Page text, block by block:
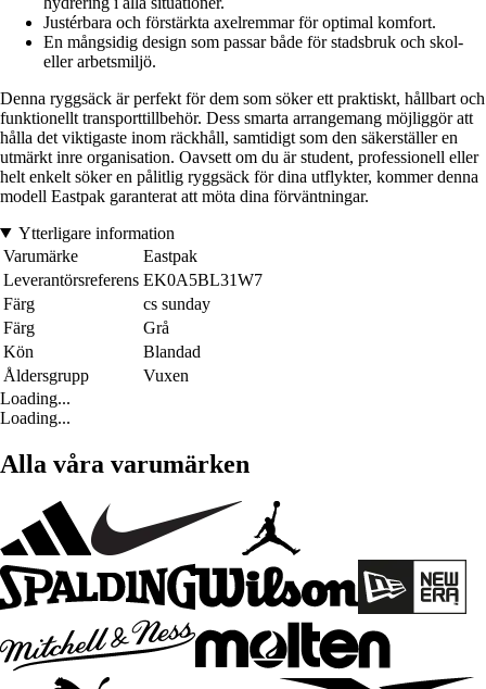
Justérbara och förstärkta axelremmar för optimal komfort.
En mångsidig design som passar både för stadsbruk och skol-
eller arbetsmiljö.
Denna ryggsäck är perfekt för dem som söker ett praktiskt, hållbart och
funktionellt transporttillbehör. Dess smarta arrangemang möjliggör att
hålla det viktigaste inom räckhåll, samtidigt som den säkerställer en
utmärkt inre organisation. Oavsett om du är student, professionell eller
helt enkelt söker en pålitlig ryggsäck för dina utflykter, kommer denna
modell Eastpak garanterat att möta dina förväntningar.
Ytterligare information
Varumärke
Eastpak
Leverantörsreferens EK0A5BL31W7
Färg
cs sunday
Färg
Grå
Kön
Blandad
Åldersgrupp
Vuxen
Loading...
Loading...
Alla våra varumärken